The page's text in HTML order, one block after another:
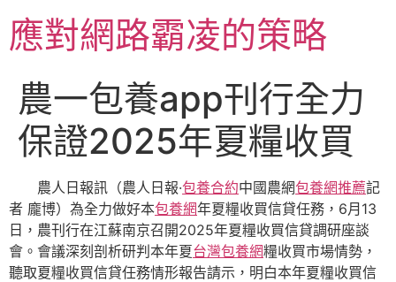
主應對網路霸凌的策略
農一包養app刊行全力
保證2025年夏糧收買
農人日報訊（農人日報·包養合約中國農網包養網推薦記
者 龐博）為全力做好本包養網年夏糧收買信貸任務，6月13
日，農刊行在江蘇南京召開2025年夏糧收買信貸調研座談
會。會議深刻剖析研判本年夏台灣包養網糧收買市場情勢，
聽取夏糧收買信貸任務情形報告請示，明白本年夏糧收買信